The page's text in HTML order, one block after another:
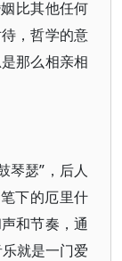
比其他任何
，哲学的意
那么相亲相
琴瑟”，后人
下的厄里什
和节奏，通
就是一门爱